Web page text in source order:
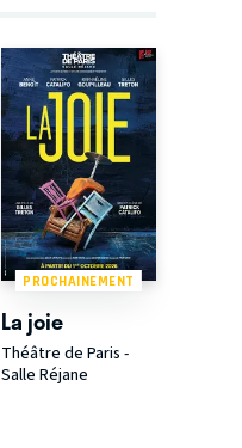
PROCHAINEMENT
La joie
Théâtre de Paris -
Salle Réjane